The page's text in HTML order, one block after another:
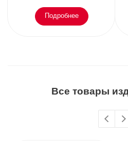
Подробнее
Все товары